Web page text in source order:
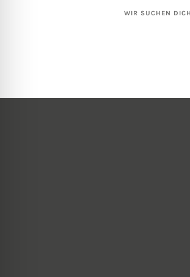
WIR SUCHEN